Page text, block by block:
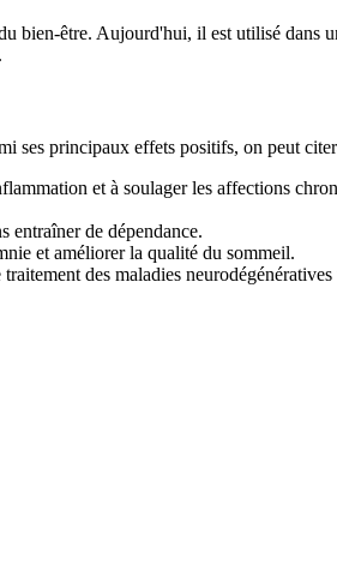
bien-être. Aujourd'hui, il est utilisé dans
ses principaux effets positifs, on peut
et à soulager les affections
entraîner de dépendance.
et améliorer la qualité du sommeil.
des maladies neurodégénératives